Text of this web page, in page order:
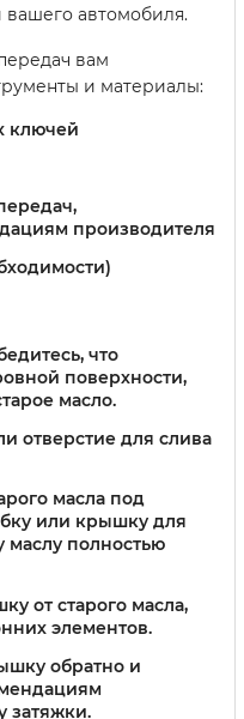
вашего автомобиля.
вам
и материалы:
ключей
производителя
что
поверхности,
масло.
отверстие для слива
масла под
или крышку для
маслу полностью
от старого масла,
элементов.
обратно и
затяжки.